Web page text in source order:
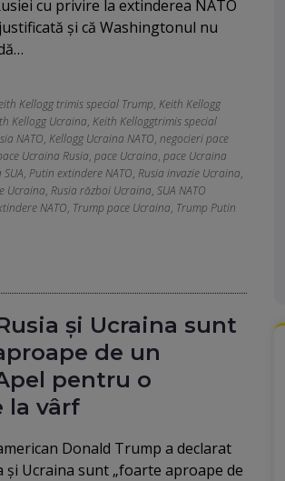
cu privire la extinderea NATO
și că Washingtonul nu
Kellogg trimis special Trump, Keith Kellogg
Kellogg Ucraina, Keith Kelloggtrimis special
NATO, Kellogg Ucraina NATO, negocieri pace
Ucraina Rusia, pace Ucraina, pace Ucraina
, Putin extindere NATO, Rusia invazie Ucraina,
Ucraina, Rusia război Ucraina, SUA NATO
NATO, Trump pace Ucraina, Trump Putin
și Ucraina sunt
de un
pentru o
la vârf
Donald Trump a declarat
și Ucraina sunt „foarte aproape de